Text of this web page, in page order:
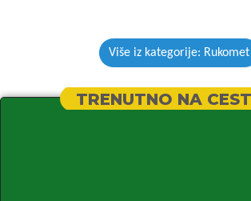
Više iz kategorije: Rukomet
TRENUTNO NA